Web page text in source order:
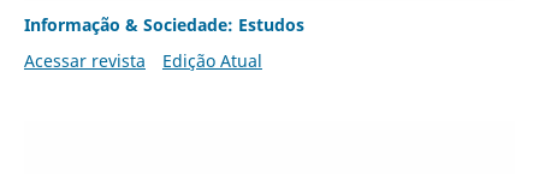
Informação & Sociedade: Estudos
Acessar revista
Edição Atual